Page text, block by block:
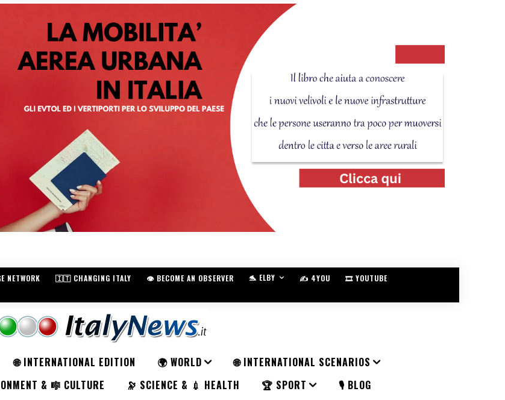
NETWORK 🇮🇹 CHANGING ITALY 👁️ BECOME AN OBSERVER 🐬 ELBY ✍️ 4YOU
🎞️ YOUTUBE
🌐 INTERNATIONAL EDITION 🌍 WORLD
🌐 INTERNATIONAL SCENARIOS
& 🎼 CULTURE 🔭 SCIENCE & 💉 HEALTH 🏆 SPORT
🎙️ BLOG